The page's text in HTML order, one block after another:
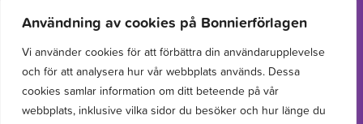
Användning av cookies på Bonnierförlagen
Vi använder cookies för att förbättra din användarupplevelse
och för att analysera hur vår webbplats används. Dessa
cookies samlar information om ditt beteende på vår
webbplats, inklusive vilka sidor du besöker och hur länge du
Om Bonnierförlagen
Cookies